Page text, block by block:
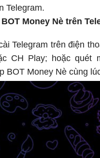
Telegram.
Money Nè trên
Telegram trên điện
CH Play; hoặc quét
BOT Money Nè cùng